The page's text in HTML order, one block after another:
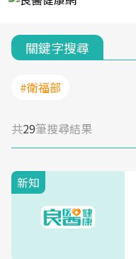
關鍵字搜尋
#衛福部
共29筆搜尋結果
新知